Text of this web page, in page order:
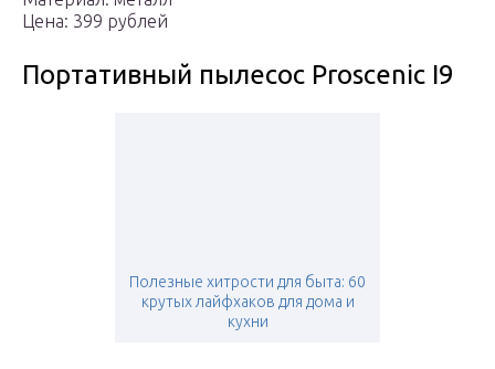
Цена: 399 рублей
Портативный пылесос Proscenic I9
Полезные хитрости для быта: 60
крутых лайфхаков для дома и
кухни